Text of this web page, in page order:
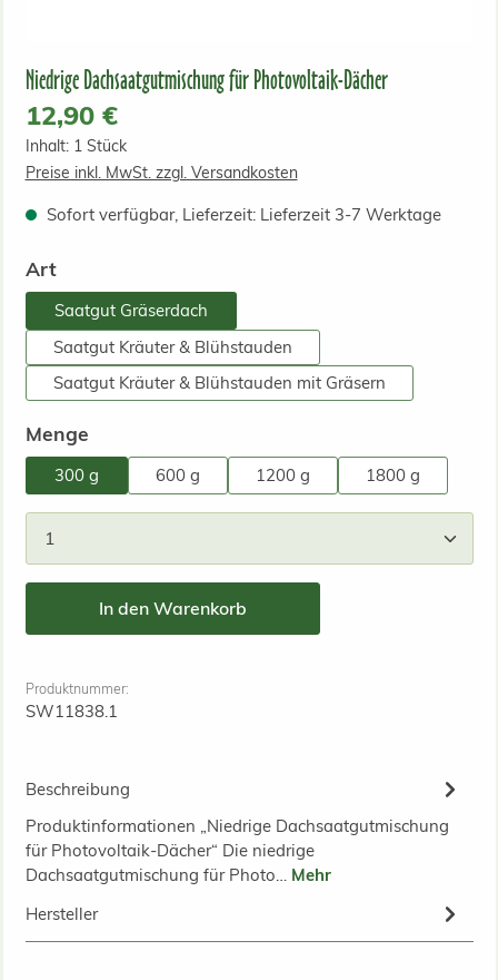
Niedrige Dachsaatgutmischung für Photovoltaik-Dächer
Regulärer Preis:
12,90 €
Inhalt: 1 Stück
Preise inkl. MwSt. zzgl. Versandkosten
Sofort verfügbar, Lieferzeit: Lieferzeit 3-7 Werktage
Artauswählen
Saatgut Gräserdach
Saatgut Kräuter & Blühstauden
Saatgut Kräuter & Blühstauden mit Gräsern
Mengeauswählen
300 g 600 g 1200 g 1800 g
In den Warenkorb
Produktnummer:
SW11838.1
Beschreibung
Produktinformationen „Niedrige Dachsaatgutmischung
für Photovoltaik-Dächer“ Die niedrige
Dachsaatgutmischung für Photo… Mehr
Hersteller